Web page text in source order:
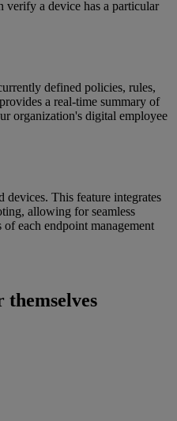
verify a device has a particular
defined policies, rules,
a real-time summary of
organization's digital employee
devices. This feature integrates
allowing for seamless
each endpoint management
themselves